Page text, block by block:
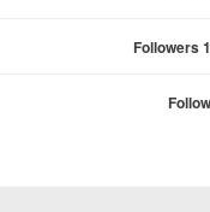
Followers